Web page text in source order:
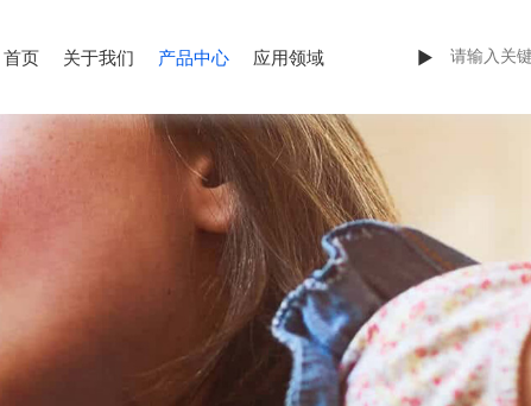
首页 关于我们 产品中心 应用领域 ►